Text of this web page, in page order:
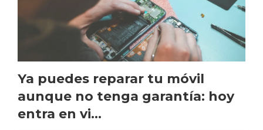
Ya puedes reparar tu móvil
aunque no tenga garantía: hoy
entra en vi...